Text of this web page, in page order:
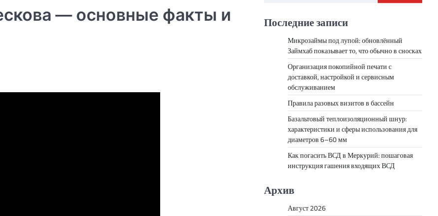
— основные факты и
Последние записи
Микрозаймы под лупой: обновлённый
Займхаб показывает то, что обычно в сносках
Организация покопийной печати с
доставкой, настройкой и сервисным
обслуживанием
Правила разовых визитов в бассейн
Базальтовый теплоизоляционный шнур:
характеристики и сферы использования для
диаметров 6–60 мм
Как погасить ВСД в Меркурий: пошаговая
инструкция гашения входящих ВСД
Архив
Август 2026